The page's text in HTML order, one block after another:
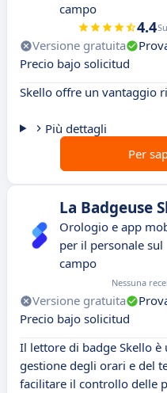
campo
4.4
Versione gratuita
Precio bajo solicitud
Skello offre un vantaggio
Più dettagli
Per
La Badgeuse
Orologio e app
per il personale sul
campo
Nessuna
Versione gratuita
Precio bajo solicitud
Il lettore di badge Skello
gestione degli orari e del
facilitare il controllo delle